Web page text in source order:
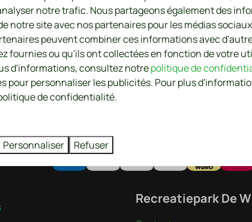
sécurité
Recreatiepark De
notre trafic. Nous partageons également des
notre site avec nos partenaires pour les médias
peuvent combiner ces informations avec
fournies ou qu'ils ont collectées en fonction de votre
d'informations, consultez notrepolitique de
pour personnaliser les publicités. Pour plus
de confidentialité.
Personnaliser Refuser